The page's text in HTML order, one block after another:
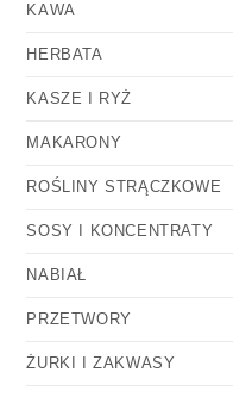
KAWA
HERBATA
KASZE I RYŻ
MAKARONY
ROŚLINY STRĄCZKOWE
SOSY I KONCENTRATY
NABIAŁ
PRZETWORY
ŻURKI I ZAKWASY